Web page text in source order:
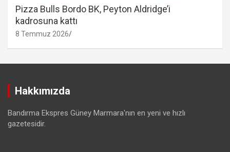
Pizza Bulls Bordo BK, Peyton Aldridge’i
kadrosuna kattı
8 Temmuz 2026
Hakkımızda
Bandırma Ekspres Güney Marmara'nın en yeni ve hızlı
gazetesidir.